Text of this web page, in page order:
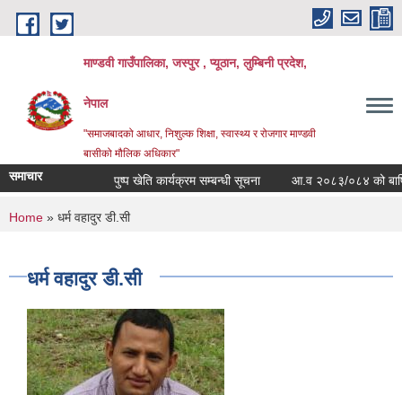
Skip to main content
माण्डवी गाउँपालिका, जस्पुर , प्यूठान, लुम्बिनी प्रदेश,
नेपाल
"समाजबादको आधार, निशुल्क शिक्षा, स्वास्थ्य र रोजगार माण्डवी
बासीको मौलिक अधिकार"
समाचार पुष्प खेति कार्यक्रम सम्बन्धी सूचना आ.व २०८३/०८४ को बार्षिक
You are here
Home » धर्म वहादुर डी.सी
धर्म वहादुर डी.सी